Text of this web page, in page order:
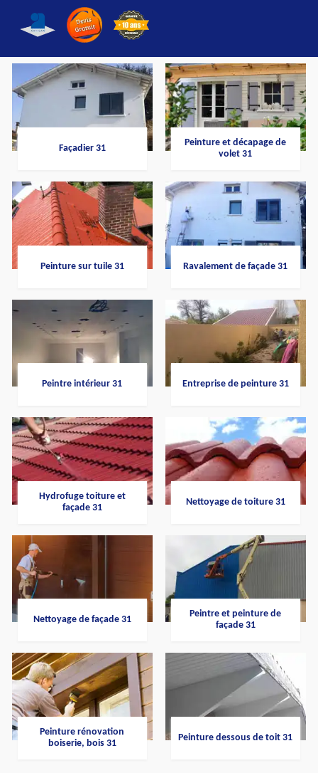
Façadier 31
Peinture et décapage de
volet 31
Peinture sur tuile 31 Ravalement de façade 31
Peintre intérieur 31 Entreprise de peinture 31
Hydrofuge toiture et
façade 31
Nettoyage de toiture 31
Nettoyage de façade 31
Peintre et peinture de
façade 31
Peinture rénovation
boiserie, bois 31
Peinture dessous de toit 31